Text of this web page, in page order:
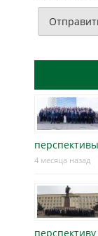
4 месяца назад
перспективу